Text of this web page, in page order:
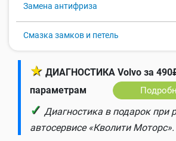
Замена антифриза
Смазка замков и петель
★ ДИАГНОСТИКА Volvo за
параметрам
✓ Диагностика в подарок при
автосервисе «Кволити Моторс».